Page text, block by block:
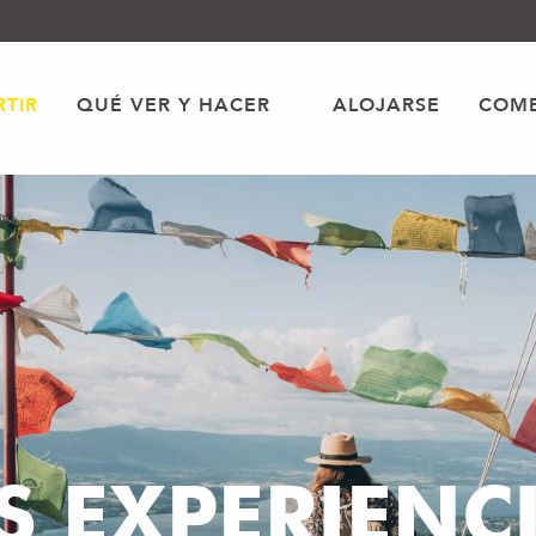
QUÉ VER Y HACER ALOJARSE